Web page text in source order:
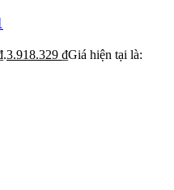
3.918.329 ₫Giá hiện tại là: